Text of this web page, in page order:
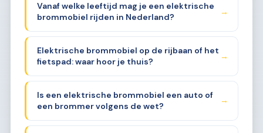
Vanaf welke leeftijd mag je een elektrische
brommobiel rijden in Nederland?
→
Elektrische brommobiel op de rijbaan of het
fietspad: waar hoor je thuis?
→
Is een elektrische brommobiel een auto of
een brommer volgens de wet?
→